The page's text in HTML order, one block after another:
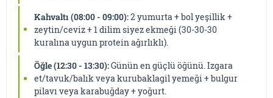
Kahvaltı (08:00 - 09:00):2 yumurta + bol yeşillik +
zeytin/ceviz + 1 dilim siyez ekmeği (30-30-30
kuralına uygun protein ağırlıklı).
Öğle (12:30 - 13:30):Günün en güçlü öğünü. Izgara
et/tavuk/balık veya kurubaklagil yemeği + bulgur
pilavı veya karabuğday + yoğurt.